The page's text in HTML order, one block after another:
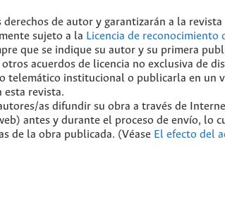
derechos de autor y garantizarán a la
sujeto a la Licencia de reconocimiento
que se indique su autor y su primera
acuerdos de licencia no exclusiva de
telemático institucional o publicarla en un
esta revista.
as difundir su obra a través de
antes y durante el proceso de envío, lo
de la obra publicada. (Véase El efecto del